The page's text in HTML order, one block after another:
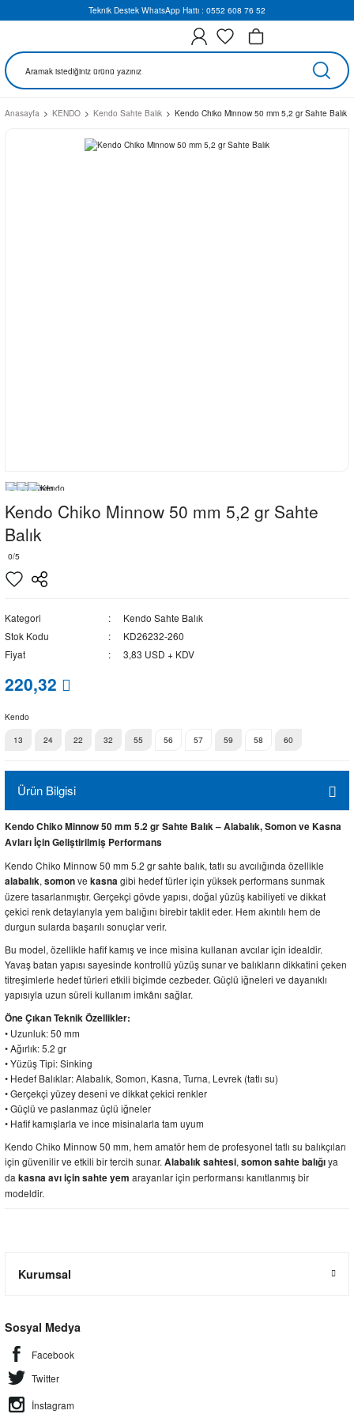
Teknik Destek WhatsApp Hattı : 0552 608 76 52
Anasayfa KENDO Kendo Sahte Balık Kendo Chiko Minnow 50 mm 5,2 gr Sahte Balık
Kendo Chiko Minnow 50 mm 5,2 gr Sahte
Balık
0/5
Kategori
Kendo Sahte Balık
Stok Kodu
KD26232-260
Fiyat
3,83 USD + KDV
220,32
Kendo
13
24 22 32 55 56 57 59 58 60
Ürün Bilgisi
Kendo Chiko Minnow 50 mm 5.2 gr Sahte Balık – Alabalık, Somon ve Kasna
Avları İçin Geliştirilmiş Performans
Kendo Chiko Minnow 50 mm 5.2 gr sahte balık, tatlı su avcılığında özellikle
alabalık, somonve kasna gibi hedef türler için yüksek performans sunmak
üzere tasarlanmıştır. Gerçekçi gövde yapısı, doğal yüzüş kabiliyeti ve dikkat
çekici renk detaylarıyla yem balığını birebir taklit eder. Hem akıntılı hem de
durgun sularda başarılı sonuçlar verir.
Bu model, özellikle hafif kamış ve ince misina kullanan avcılar için idealdir.
Yavaş batan yapısı sayesinde kontrollü yüzüş sunar ve balıkların dikkatini çeken
titreşimlerle hedef türleri etkili biçimde cezbeder. Güçlü iğneleri ve dayanıklı
yapısıyla uzun süreli kullanım imkânı sağlar.
Öne Çıkan Teknik Özellikler:
• Uzunluk: 50 mm
• Ağırlık: 5.2 gr
• Yüzüş Tipi: Sinking
• Hedef Balıklar: Alabalık, Somon, Kasna, Turna, Levrek (tatlı su)
• Gerçekçi yüzey deseni ve dikkat çekici renkler
• Güçlü ve paslanmaz üçlü iğneler
• Hafif kamışlarla ve ince misinalarla tam uyum
Kendo Chiko Minnow 50 mm, hem amatör hem de profesyonel tatlı su balıkçıları
için güvenilir ve etkili bir tercih sunar. Alabalık sahtesi, somon sahte balığıya
da kasna avı için sahte yem arayanlar için performansı kanıtlanmış bir
modeldir.
Kurumsal
Sosyal Medya
Facebook
Twitter
İnstagram